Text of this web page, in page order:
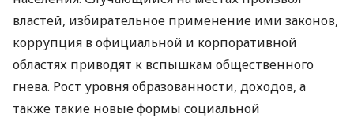
властей, избирательное применение ими законов,
коррупция в официальной и корпоративной
областях приводят к вспышкам общественного
гнева. Рост уровня образованности, доходов, а
также такие новые формы социальной